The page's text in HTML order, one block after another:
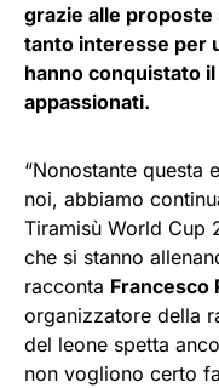
grazie alle proposte
tanto interesse per
hanno conquistato
appassionati.
“Nonostante questa
noi, abbiamo
Tiramisù World Cup
che si stanno
racconta Francesco
organizzatore della
del leone spetta
non vogliono certo